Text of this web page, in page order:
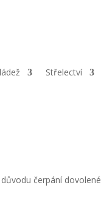
Střelectví
čerpání dovolené